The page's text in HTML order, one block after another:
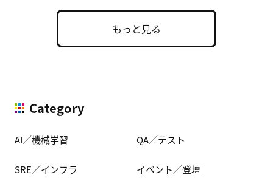
もっと見る
Category
AI／機械学習 QA／テスト
SRE／インフラ イベント／登壇